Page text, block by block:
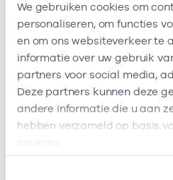
We gebruiken cookies om
personaliseren, om functies
en om ons websiteverkeer te
informatie over uw gebruik
partners voor social media,
Deze partners kunnen deze
andere informatie die u aan
hebben verzameld op basis
Relaties
Werkzaam als
Naam Zorgaanbod
H.P.M.
Diëtisten